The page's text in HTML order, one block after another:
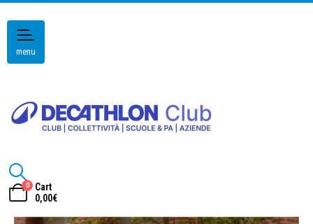
menu
0
Cart
0,00€